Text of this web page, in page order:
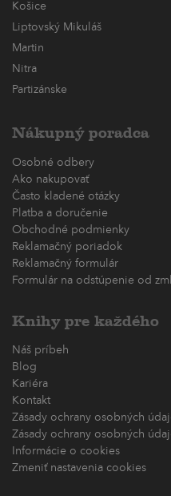
Košice
Liptovský Mikuláš
Martin
Nitra
Partizánske
Nákupný poradca
Osobné odbery
Ako nakupovať
Často kladené otázky
Platba a doručenie
Obchodné podmienky
Reklamačný poriadok
Reklamačný formulár
Formulár na odstúpenie od
Knihy pre každého
Náš príbeh
Blog
Kariéra
Kontakt
Zásady ochrany osobných
Zásady ochrany osobných
Informácie o cookies
Zmeniť nastavenia cookies